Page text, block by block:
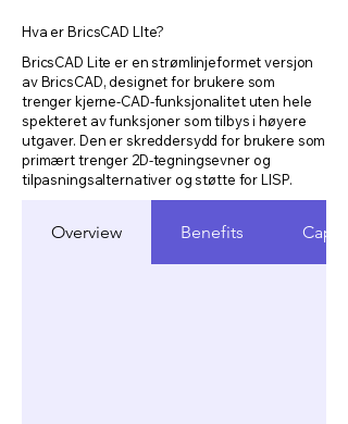
Hva er BricsCAD LIte?
BricsCAD Lite er en strømlinjeformet versjon
av BricsCAD, designet for brukere som
trenger kjerne-CAD-funksjonalitet uten hele
spekteret av funksjoner som tilbys i høyere
utgaver. Den er skreddersydd for brukere som
primært trenger 2D-tegningsevner og
tilpasningsalternativer og støtte for LISP.
Overview Benefits